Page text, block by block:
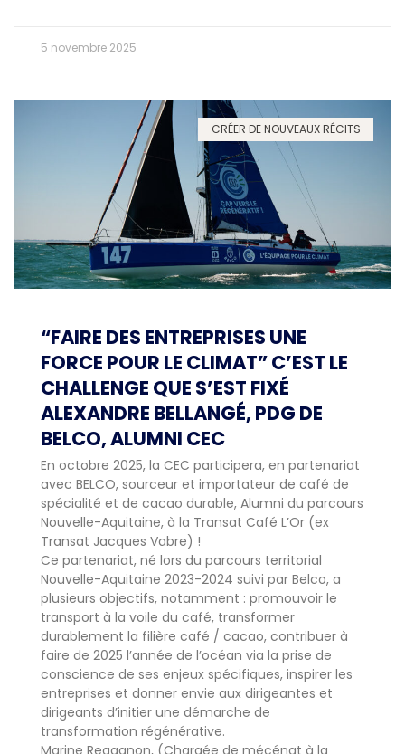
5 novembre 2025
CRÉER DE NOUVEAUX RÉCITS
“FAIRE DES ENTREPRISES UNE
FORCE POUR LE CLIMAT” C’EST LE
CHALLENGE QUE S’EST FIXÉ
ALEXANDRE BELLANGÉ, PDG DE
BELCO, ALUMNI CEC
En octobre 2025, la CEC participera, en partenariat
avec BELCO, sourceur et importateur de café de
spécialité et de cacao durable, Alumni du parcours
Nouvelle-Aquitaine, à la Transat Café L’Or (ex
Transat Jacques Vabre) !
Ce partenariat, né lors du parcours territorial
Nouvelle-Aquitaine 2023-2024 suivi par Belco, a
plusieurs objectifs, notamment : promouvoir le
transport à la voile du café, transformer
durablement la filière café / cacao, contribuer à
faire de 2025 l’année de l’océan via la prise de
conscience de ses enjeux spécifiques, inspirer les
entreprises et donner envie aux dirigeantes et
dirigeants d’initier une démarche de
transformation régénérative.
Marine Regagnon, (Chargée de mécénat à la